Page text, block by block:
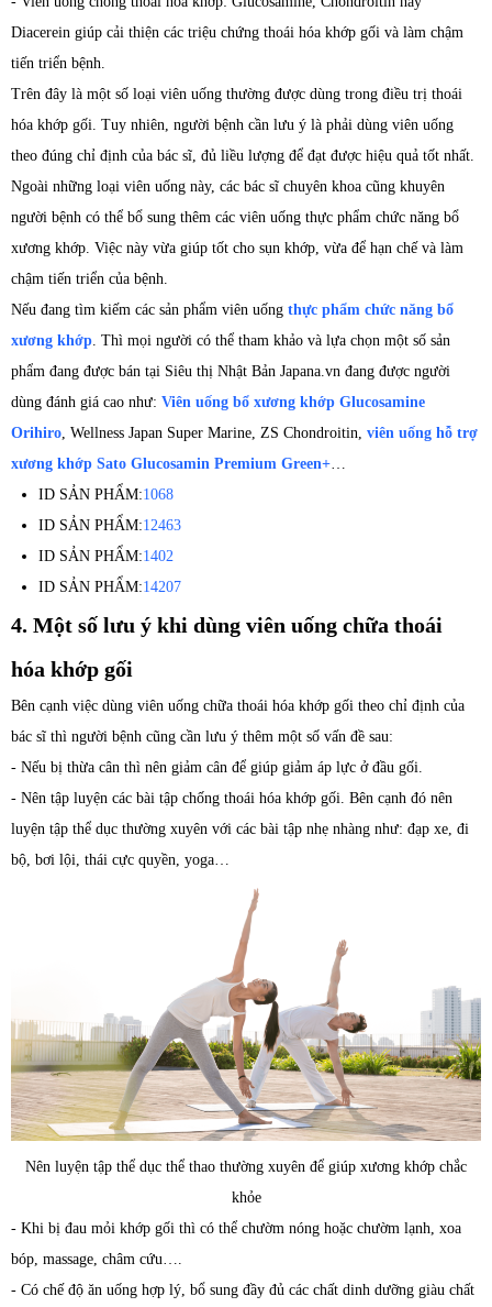
Diacerein giúp cải thiện các triệu chứng thoái hóa khớp gối và làm chậm
tiến triển bệnh.
Trên đây là một số loại viên uống thường được dùng trong điều trị thoái
hóa khớp gối. Tuy nhiên, người bệnh cần lưu ý là phải dùng viên uống
theo đúng chỉ định của bác sĩ, đủ liều lượng để đạt được hiệu quả tốt nhất.
Ngoài những loại viên uống này, các bác sĩ chuyên khoa cũng khuyên
người bệnh có thể bổ sung thêm các viên uống thực phẩm chức năng bổ
xương khớp. Việc này vừa giúp tốt cho sụn khớp, vừa để hạn chế và làm
chậm tiến triển của bệnh.
Nếu đang tìm kiếm các sản phẩm viên uống thực phẩm chức năng bổ
xương khớp. Thì mọi người có thể tham khảo và lựa chọn một số sản
phẩm đang được bán tại Siêu thị Nhật Bản Japana.vn đang được người
dùng đánh giá cao như: Viên uống bổ xương khớp Glucosamine
Orihiro, Wellness Japan Super Marine, ZS Chondroitin, viên uống hỗ trợ
xương khớp Sato Glucosamin Premium Green+…
ID SẢN PHẨM:1068
ID SẢN PHẨM:12463
ID SẢN PHẨM:1402
ID SẢN PHẨM:14207
4. Một số lưu ý khi dùng viên uống chữa thoái
hóa khớp gối
Bên cạnh việc dùng viên uống chữa thoái hóa khớp gối theo chỉ định của
bác sĩ thì người bệnh cũng cần lưu ý thêm một số vấn đề sau:
- Nếu bị thừa cân thì nên giảm cân để giúp giảm áp lực ở đầu gối.
- Nên tập luyện các bài tập chống thoái hóa khớp gối. Bên cạnh đó nên
luyện tập thể dục thường xuyên với các bài tập nhẹ nhàng như: đạp xe, đi
bộ, bơi lội, thái cực quyền, yoga…
Nên luyện tập thể dục thể thao thường xuyên để giúp xương khớp chắc
khỏe
- Khi bị đau mỏi khớp gối thì có thể chườm nóng hoặc chườm lạnh, xoa
bóp, massage, châm cứu….
- Có chế độ ăn uống hợp lý, bổ sung đầy đủ các chất dinh dưỡng giàu chất